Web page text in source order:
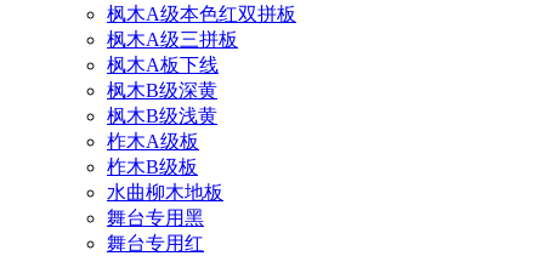
枫木A级本色红双拼板
枫木A级三拼板
枫木A板下线
枫木B级深黄
枫木B级浅黄
柞木A级板
柞木B级板
水曲柳木地板
舞台专用黑
舞台专用红